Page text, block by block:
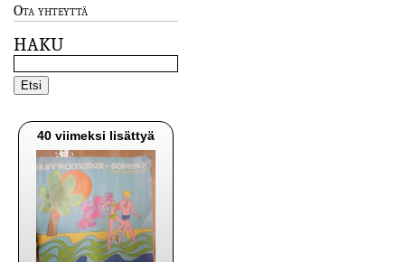
Ota yhteyttä
HAKU
40 viimeksi lisättyä